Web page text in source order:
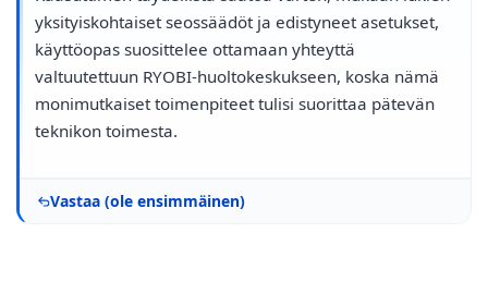
yksityiskohtaiset seossäädöt ja edistyneet asetukset,
käyttöopas suosittelee ottamaan yhteyttä
valtuutettuun RYOBI-huoltokeskukseen, koska nämä
monimutkaiset toimenpiteet tulisi suorittaa pätevän
teknikon toimesta.
Vastaa (ole ensimmäinen)